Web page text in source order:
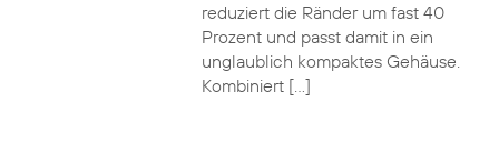
reduziert die Ränder um fast 40
Prozent und passt damit in ein
unglaublich kompaktes Gehäuse.
Kombiniert […]